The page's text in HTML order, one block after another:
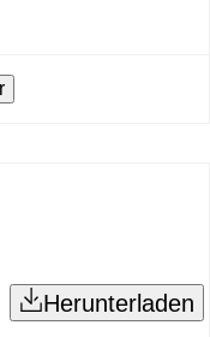
Herunterladen